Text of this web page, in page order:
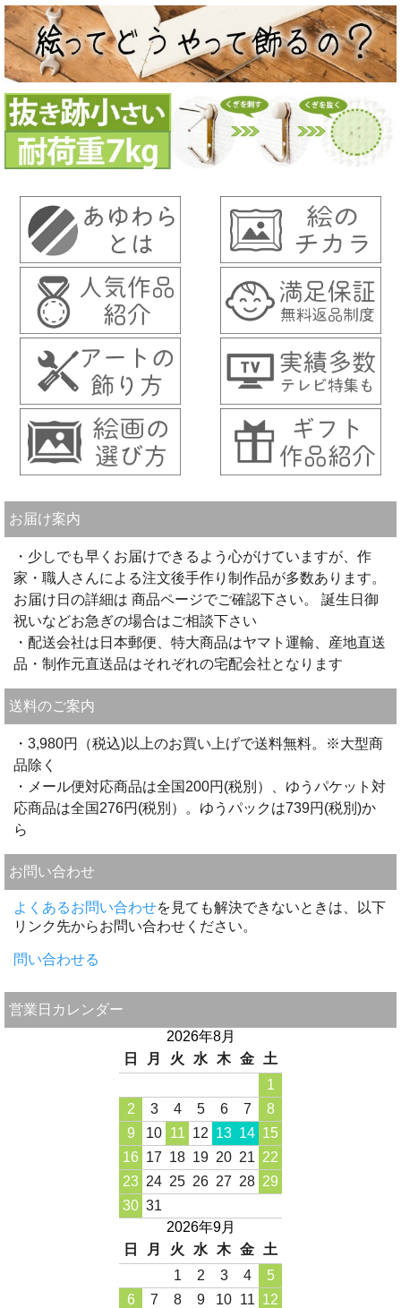
お届け案内
・少しでも早くお届けできるよう心がけていますが、作
家・職人さんによる注文後手作り制作品が多数あります。
お届け日の詳細は 商品ページでご確認下さい。 誕生日御
祝いなどお急ぎの場合はご相談下さい
・配送会社は日本郵便、特大商品はヤマト運輸、産地直送
品・制作元直送品はそれぞれの宅配会社となります
送料のご案内
・3,980円（税込)以上のお買い上げで送料無料。※大型商
品除く
・メール便対応商品は全国200円(税別）、ゆうパケット対
応商品は全国276円(税別）。ゆうパックは739円(税別)か
ら
お問い合わせ
よくあるお問い合わせを見ても解決できないときは、以下
リンク先からお問い合わせください。
問い合わせる
営業日カレンダー
2026年8月
日
月 火 水 木 金
土
1
2
3 4 5 6 7
8
9
10 11 12 13 14 15
16 17 18 19 20 21 22
23 24 25 26 27 28 29
30 31
2026年9月
日
月 火 水 木 金
土
1
2 3 4
5
6
7 8 9 10 11 12